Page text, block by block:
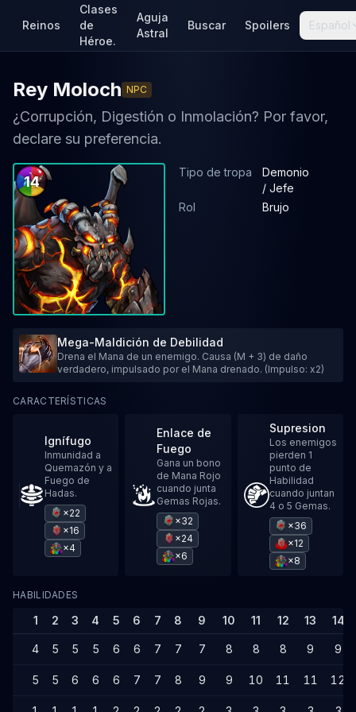
Reinos
Clases
de
Héroe.
Aguja
Astral
Buscar Spoilers Español
Rey Moloch NPC
¿Corrupción, Digestión o Inmolación? Por favor,
declare su preferencia.
14
Tipo de tropa
Demonio
/ Jefe
Rol
Brujo
Mega-Maldición de Debilidad
Drena el Mana de un enemigo. Causa (M + 3) de daño
verdadero, impulsado por el Mana drenado. (Impulso: x2)
CARACTERÍSTICAS
Ignífugo
Inmunidad a
Quemazón y a
Fuego de
Hadas.
×22
×16
×4
Enlace de
Fuego
Gana un bono
de Mana Rojo
cuando junta
Gemas Rojas.
×32
×24
×6
Supresion
Los enemigos
pierden 1
punto de
Habilidad
cuando juntan
4 o 5 Gemas.
×36
×12
×8
HABILIDADES
1 2 3 4 5 6 7 8 9 10 11 12 13 14
4 5 5 5 6 6 7 7 7 8 8 8 9 9
5 5 6 6 6 7 7 8 9 9 10 11 11 12